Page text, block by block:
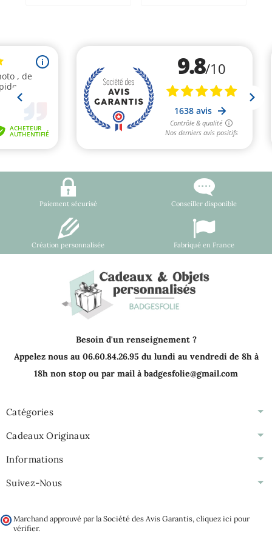
Paiement sécurisé Conseiller disponible
Création personnalisée Fabriqué en France
Besoin d'un renseignement ?
Appelez nous au 06.60.84.26.95 du lundi au vendredi de 8h à
18h non stop ou par mail à badgesfolie@gmail.com
Catégories
Cadeaux Originaux
Informations
Suivez-Nous
Marchand approuvé par la Société des Avis Garantis, cliquez ici pour
vérifier.